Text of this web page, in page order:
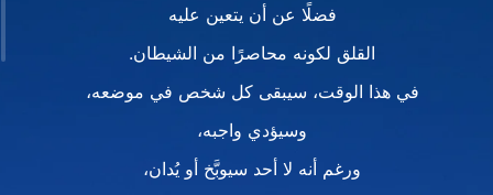
فضلًا عن أن يتعين عليه
القلق لكونه محاصرًا من الشيطان.
في هذا الوقت، سيبقى كل شخص في موضعه،
وسيؤدي واجبه،
ورغم أنه لا أحد سيوبَّخ أو يُدان،